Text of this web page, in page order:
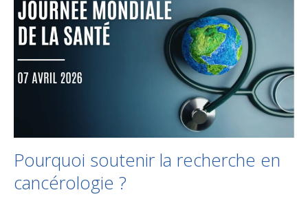
Pourquoi soutenir la recherche en
cancérologie ?